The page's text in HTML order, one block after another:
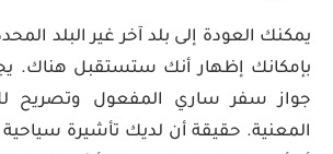
يمكنك العودة إلى بلد آخر غير البلد
بإمكانك إظهار أنك ستستقبل هناك.
جواز سفر ساري المفعول وتصريح
المعنية. حقيقة أن لديك تأشيرة